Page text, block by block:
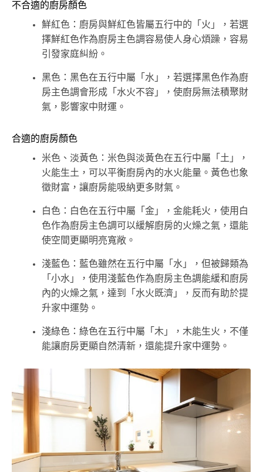
不合適的廚房顏色
鮮紅色：廚房與鮮紅色皆屬五行中的「火」，若選
擇鮮紅色作為廚房主色調容易使人身心煩躁，容易
引發家庭糾紛。
黑色：黑色在五行中屬「水」，若選擇黑色作為廚
房主色調會形成「水火不容」，使廚房無法積聚財
氣，影響家中財運。
合適的廚房顏色
米色、淡黃色：米色與淡黃色在五行中屬「土」，
火能生土，可以平衡廚房內的水火能量。黃色也象
徵財富，讓廚房能吸納更多財氣。
白色：白色在五行中屬「金」，金能耗火，使用白
色作為廚房主色調可以緩解廚房的火燥之氣，還能
使空間更顯明亮寬敞。
淺藍色：藍色雖然在五行中屬「水」，但被歸類為
「小水」，使用淺藍色作為廚房主色調能緩和廚房
內的火燥之氣，達到「水火既濟」，反而有助於提
升家中運勢。
淺綠色：綠色在五行中屬「木」，木能生火，不僅
能讓廚房更顯自然清新，還能提升家中運勢。